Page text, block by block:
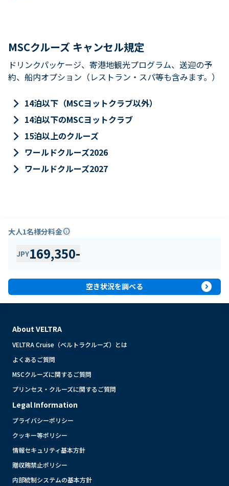
MSCクルーズ キャンセル規定
ドリンクパッケージ、寄港地観光プログラム、送迎の予
約、船内オプション（レストラン・スパ等も含みます。）
keyboard_arrow_right 14泊以下（MSCヨットクラブ以外）
keyboard_arrow_right 14泊以下のMSCヨットクラブ
keyboard_arrow_right 15泊以上のクルーズ
keyboard_arrow_right ワールドクルーズ2026
keyboard_arrow_right ワールドクルーズ2027
大人1名様分料金info
JPY169,350-
空き状況を調べる expand_circle_right
About VELTRA
VELTRA Cruise（ベルトラクルーズ）とは
よくあるご質問
MSCクルーズに関するご質問
プリンセス・クルーズに関するご質問
Legal Information
プライバシーポリシー
クッキー等ポリシー
情報セキュリティ基本方針
贈収賄禁止ポリシー
内部統制システムの基本方針